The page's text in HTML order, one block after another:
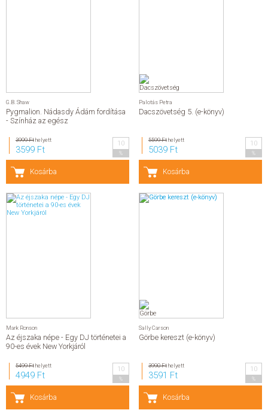
G.B. Shaw
Pygmalion. Nádasdy Ádám fordítása
- Színház az egész
3999 Fthelyett
3599 Ft
10
Kosárba
Palotás Petra
Dacszövetség 5. (e-könyv)
5599 Fthelyett
5039 Ft
10
Kosárba
Mark Ronson
Az éjszaka népe - Egy DJ történetei a
90-es évek New Yorkjáról
5499 Fthelyett
4949 Ft
10
Kosárba
Sally Carson
Görbe kereszt (e-könyv)
3990 Fthelyett
3591 Ft
10
Kosárba